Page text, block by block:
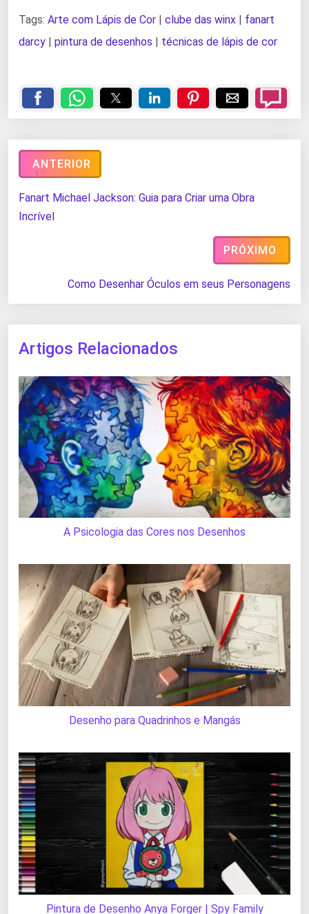
Tags: Arte com Lápis de Cor | clube das winx | fanart
darcy | pintura de desenhos | técnicas de lápis de cor
ANTERIOR
Fanart Michael Jackson: Guia para Criar uma Obra
Incrível
PRÓXIMO
Como Desenhar Óculos em seus Personagens
Artigos Relacionados
A Psicologia das Cores nos Desenhos
Desenho para Quadrinhos e Mangás
Pintura de Desenho Anya Forger | Spy Family